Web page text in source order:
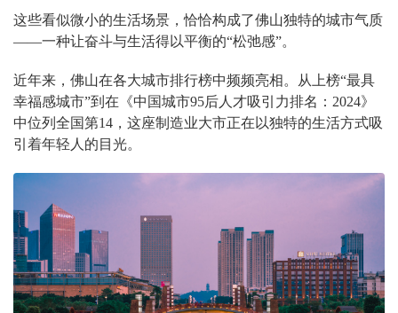
这些看似微小的生活场景，恰恰构成了佛山独特的城市气质
——一种让奋斗与生活得以平衡的“松弛感”。
近年来，佛山在各大城市排行榜中频频亮相。从上榜“最具
幸福感城市”到在《中国城市95后人才吸引力排名：2024》
中位列全国第14，这座制造业大市正在以独特的生活方式吸
引着年轻人的目光。